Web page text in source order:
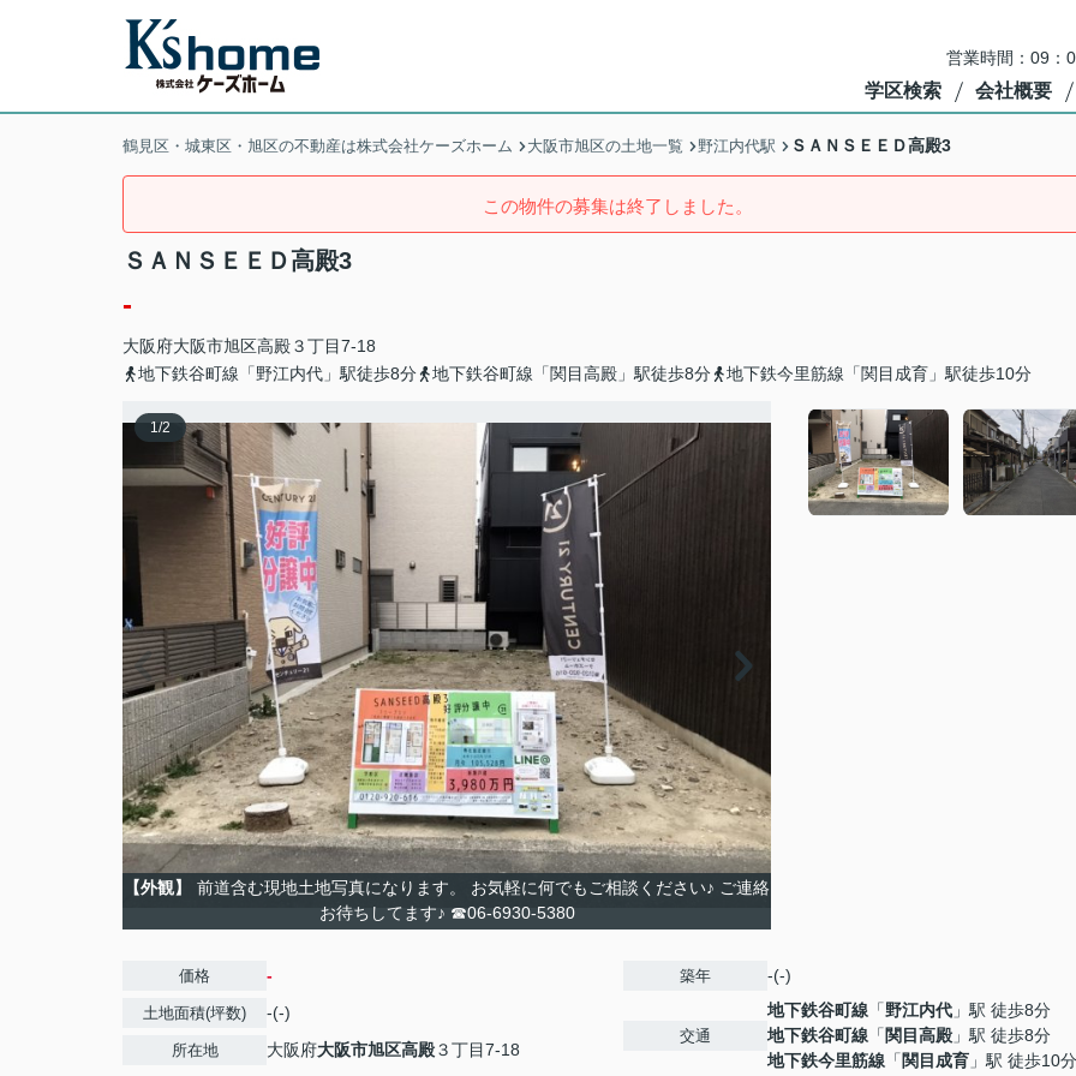
営業時間：09：
学区検索 会社概要
鶴見区・城東区・旭区の不動産は株式会社ケーズホーム 大阪市旭区の土地一覧 野江内代駅 ＳＡＮＳＥＥＤ高殿3
この物件の募集は終了しました。
ＳＡＮＳＥＥＤ高殿3
-
大阪府大阪市旭区高殿３丁目7-18
地下鉄谷町線「野江内代」駅徒歩8分
地下鉄谷町線「関目高殿」駅徒歩8分 地下鉄今里筋線「関目成育」駅徒歩10分
1/2
【外観】
前道含む現地土地写真になります。 お気軽に何でもご相談ください♪ ご連絡
お待ちしてます♪ ☎06-6930-5380
価格 -
土地面積(坪数) -(-)
所在地 大阪府大阪市旭区高殿３丁目7-18
築年 -(-)
交通
地下鉄谷町線 「野江内代 」駅 徒歩8分
地下鉄谷町線 「 関目高殿 」駅 徒歩8分
地下鉄今里筋線 「 関目成育 」駅 徒歩10分